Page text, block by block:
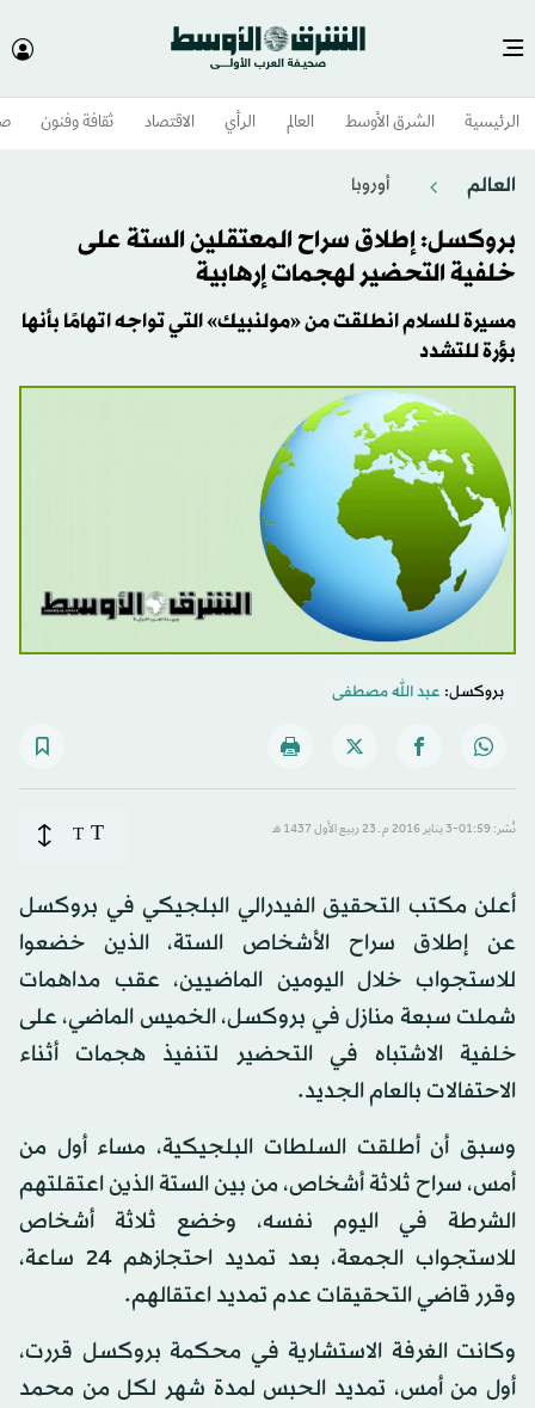
الرئيسية الشرق الأوسط​ العالم الرأي الاقتصاد ثقافة وفنون
العالم أوروبا
بروكسل: إطلاق سراح المعتقلين الستة على
خلفية التحضير لهجمات إرهابية
مسيرة للسلام انطلقت من «مولنبيك» التي تواجه اتهامًا بأنها
بؤرة للتشدد
بروكسل: عبد الله مصطفى
نُشر: 01:59-3 يناير 2016 م ـ 23 ربيع الأول 1437 هـ T
T
أعلن مكتب التحقيق الفيدرالي البلجيكي في بروكسل
عن إطلاق سراح الأشخاص الستة، الذين خضعوا
للاستجواب خلال اليومين الماضيين، عقب مداهمات
شملت سبعة منازل في بروكسل، الخميس الماضي، على
خلفية الاشتباه في التحضير لتنفيذ هجمات أثناء
الاحتفالات بالعام الجديد.
وسبق أن أطلقت السلطات البلجيكية، مساء أول من
أمس، سراح ثلاثة أشخاص، من بين الستة الذين اعتقلتهم
الشرطة في اليوم نفسه، وخضع ثلاثة أشخاص
للاستجواب الجمعة، بعد تمديد احتجازهم 24 ساعة،
وقرر قاضي التحقيقات عدم تمديد اعتقالهم.
وكانت الغرفة الاستشارية في محكمة بروكسل قررت،
أول من أمس، تمديد الحبس لمدة شهر لكل من محمد